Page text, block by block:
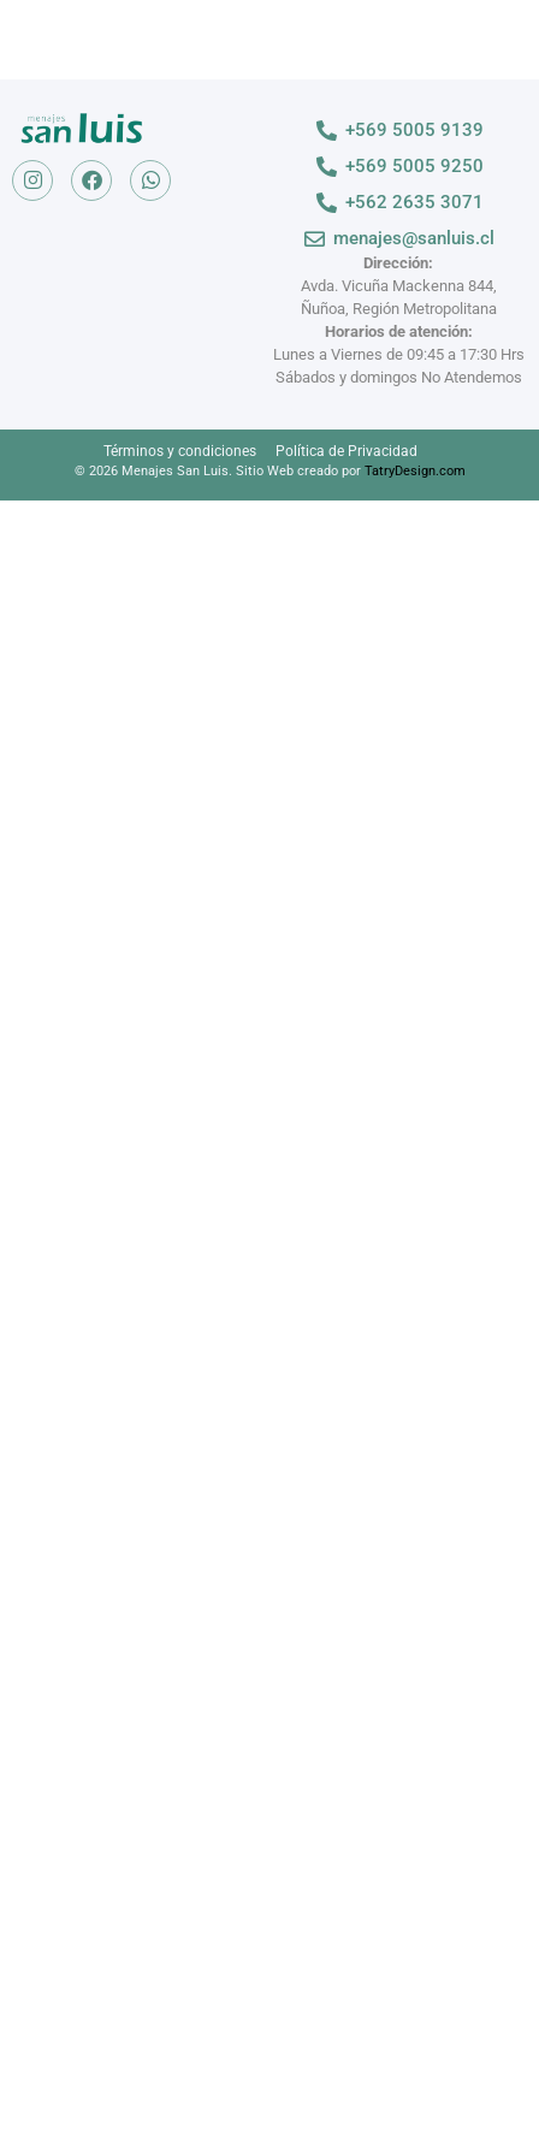
Dirección:
Avda. Vicuña Mackenna 844,
Ñuñoa, Región Metropolitana
Horarios de atención:
Lunes a Viernes de 09:45 a 17:30 Hrs
Sábados y domingos No Atendemos
+569 5005 9139
+569 5005 9250
+562 2635 3071
menajes@sanluis.cl
Términos y condiciones Política de Privacidad
© 2026 Menajes San Luis. Sitio Web creado por TatryDesign.com